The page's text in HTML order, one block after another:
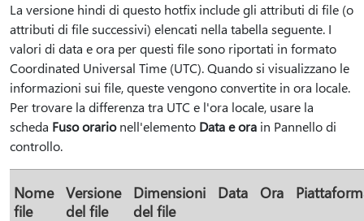
La versione hindi di questo hotfix include gli attributi di file (o
attributi di file successivi) elencati nella tabella seguente. I
valori di data e ora per questi file sono riportati in formato
Coordinated Universal Time (UTC). Quando si visualizzano le
informazioni sui file, queste vengono convertite in ora locale.
Per trovare la differenza tra UTC e l'ora locale, usare la
scheda Fuso orarionell'elemento Data e ora in Pannello di
controllo.
Nome
file
Versione
del file
Dimensioni
del file
Data Ora